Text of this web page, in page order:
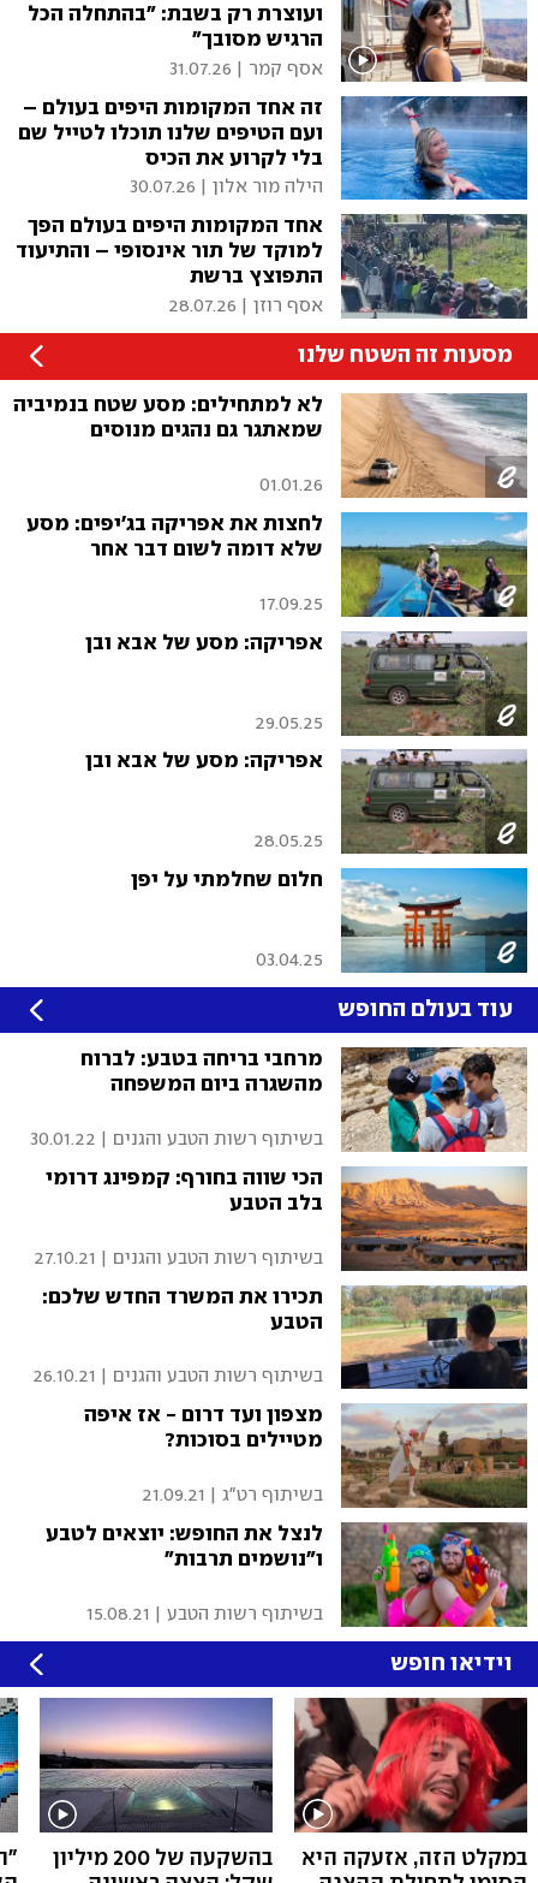
ועוצרת רק בשבת: "בהתחלה הכל
הרגיש מסובך"
אסף קמר 31.07.26
זה אחד המקומות היפים בעולם –
ועם הטיפים שלנו תוכלו לטייל שם
בלי לקרוע את הכיס
הילה מור אלון 30.07.26
אחד המקומות היפים בעולם הפך
למוקד של תור אינסופי – והתיעוד
התפוצץ ברשת
אסף רוזן 28.07.26
מסעות זה השטח שלנו
לא למתחילים: מסע שטח בנמיביה
שמאתגר גם נהגים מנוסים
01.01.26
לחצות את אפריקה בג'יפים: מסע
שלא דומה לשום דבר אחר
17.09.25
אפריקה: מסע של אבא ובן
29.05.25
אפריקה: מסע של אבא ובן
28.05.25
חלום שחלמתי על יפן
03.04.25
עוד בעולם החופש
מרחבי בריחה בטבע: לברוח
מהשגרה ביום המשפחה
בשיתוף רשות הטבע והגנים 30.01.22
הכי שווה בחורף: קמפינג דרומי
בלב הטבע
בשיתוף רשות הטבע והגנים 27.10.21
תכירו את המשרד החדש שלכם:
הטבע
בשיתוף רשות הטבע והגנים 26.10.21
מצפון ועד דרום - אז איפה
מטיילים בסוכות?
בשיתוף רט"ג 21.09.21
לנצל את החופש: יוצאים לטבע
ו"נושמים תרבות"
בשיתוף רשות הטבע 15.08.21
וידיאו חופש
במקלט הזה, אזעקה היא
בהשקעה של 200 מיליון